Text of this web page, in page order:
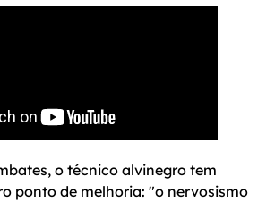
o técnico alvinegro tem
ponto de melhoria: "o nervosismo